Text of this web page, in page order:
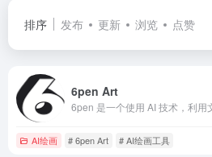
排序 发布 更新 浏览 点赞
6pen Art
AI绘画 # 6pen Art # AI绘画工具